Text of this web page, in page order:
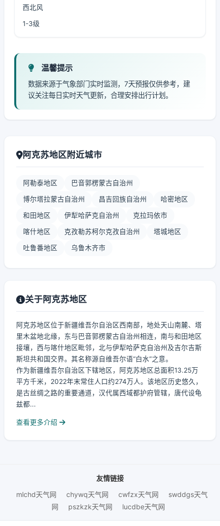
西北风
1-3级
温馨提示
数据来源于气象部门实时监测，7天预报仅供参考，建
议关注每日实时天气更新，合理安排出行计划。
阿克苏地区附近城市
阿勒泰地区 巴音郭楞蒙古自治州
博尔塔拉蒙古自治州 昌吉回族自治州 哈密地区
和田地区 伊犁哈萨克自治州 克拉玛依市
喀什地区 克孜勒苏柯尔克孜自治州 塔城地区
吐鲁番地区 乌鲁木齐市
关于阿克苏地区
阿克苏地区位于新疆维吾尔自治区西南部，地处天山南麓、塔
里木盆地北缘，东与巴音郭楞蒙古自治州相连，南与和田地区
接壤，西与喀什地区毗邻，北与伊犁哈萨克自治州及吉尔吉斯
斯坦共和国交界。其名称源自维吾尔语“白水”之意。
作为新疆维吾尔自治区下辖地区，阿克苏地区总面积13.25万
平方千米，2022年末常住人口约274万人。该地区历史悠久，
是古丝绸之路的重要通道，汉代属西域都护府管辖，唐代设龟
兹都...
查看更多介绍
友情链接
mlchd天气网
chywq天气网 cwfzx天气网
swddgs天气
网
pszkzk天气网 lucdbe天气网